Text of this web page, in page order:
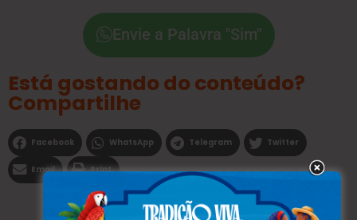
Envie a Palavra "Sim"
Está gostando do conteúdo?
Compartilhe
Facebook WhatsApp Telegram Twitter
Email Print